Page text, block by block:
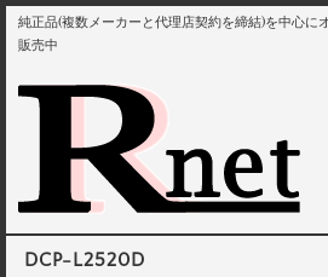
純正品(複数メーカーと代理店契約を締結)を中心に
販売中
DCP-L2520D